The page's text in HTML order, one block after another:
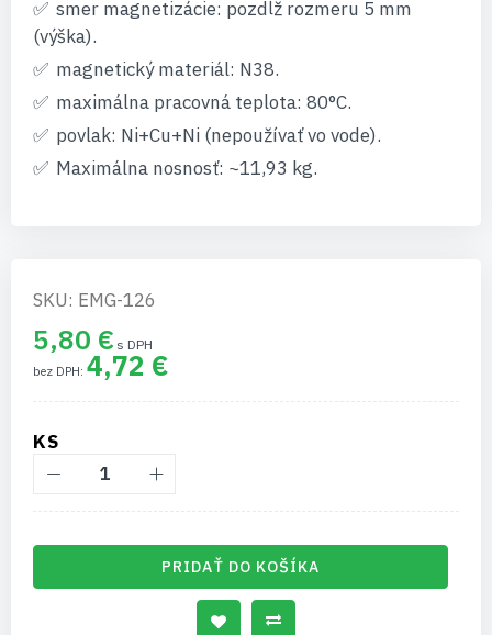
smer magnetizácie: pozdĺž rozmeru 5 mm
(výška).
magnetický materiál: N38.
maximálna pracovná teplota: 80°C.
povlak: Ni+Cu+Ni (nepoužívať vo vode).
Maximálna nosnosť: ~11,93 kg.
SKU: EMG-126
5,80 €
4,72 €
KS
PRIDAŤ DO KOŠÍKA